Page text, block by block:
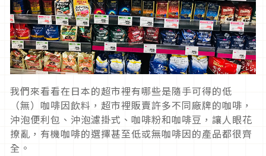
我們來看看在日本的超市裡有哪些是隨手可得的低
（無）咖啡因飲料，超市裡販賣許多不同廠牌的咖啡，
沖泡便利包、沖泡濾掛式、咖啡粉和咖啡豆，讓人眼花
撩亂，有機咖啡的選擇甚至低或無咖啡因的產品都很齊
全。